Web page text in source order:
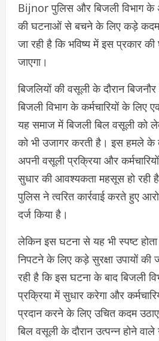
Bijnor पुलिस और बिजली विभाग के
की घटनाओं से बचने के लिए कड़े कदम
जा रही है कि भविष्य में इस प्रकार
जाएगा।
बिजलियों की वसूली के दौरान
बिजली विभाग के कर्मचारियों के लिए
यह समाज में बिजली बिल वसूली
को भी उजागर करती है। इस हमले के
अपनी वसूली प्रक्रिया और
सुधार की आवश्यकता महसूस हो रही
पुलिस ने त्वरित कार्रवाई करते हुए
दर्ज किया है।
लेकिन इस घटना से यह भी स्पष्ट
निपटने के लिए कड़े सुरक्षा उपायों
रही है कि इस घटना के बाद बिजली
प्रक्रिया में सुधार करेगा और
प्रदान करने के लिए उचित कदम
बिल वसूली के दौरान उत्पन्न होने